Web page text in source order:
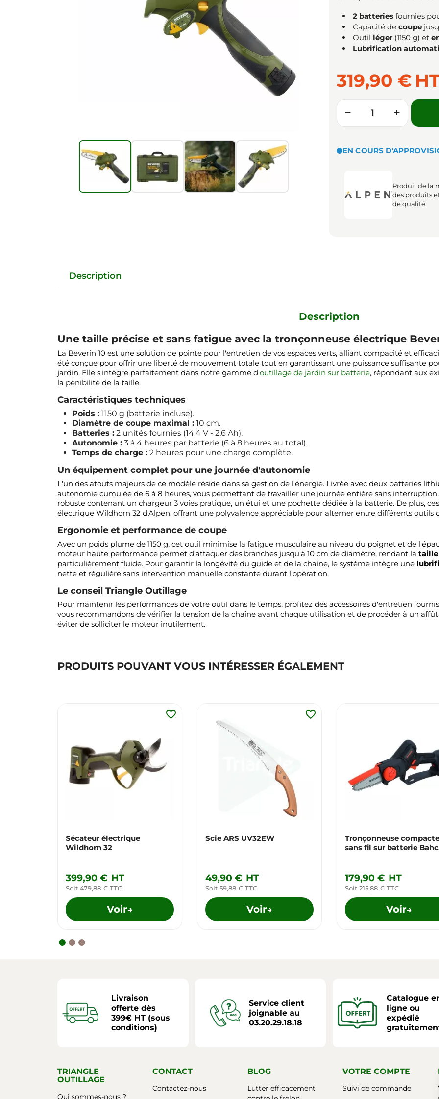
2 batteries fournies
Capacité de coupe
Outil léger (1150 g) et
Lubrification
319,90 €
Quantité
− +
EN COURS
Produit de la
des produits
de qualité.
Description
Description
Une taille précise et sans fatigue avec la tronçonneuse électrique
La Beverin 10 est une solution de pointe pour l'entretien de vos espaces verts, alliant compacité et
été conçue pour offrir une liberté de mouvement totale tout en garantissant une puissance suffisante
jardin. Elle s'intègre parfaitement dans notre gamme d'outillage de jardin sur batterie, répondant aux
la pénibilité de la taille.
Caractéristiques techniques
Poids : 1150 g (batterie incluse).
Diamètre de coupe maximal : 10 cm.
Batteries : 2 unités fournies (14,4 V - 2,6 Ah).
Autonomie : 3 à 4 heures par batterie (6 à 8 heures au total).
Temps de charge : 2 heures pour une charge complète.
Un équipement complet pour une journée d'autonomie
L'un des atouts majeurs de ce modèle réside dans sa gestion de l'énergie. Livrée avec deux batteries
autonomie cumulée de 6 à 8 heures, vous permettant de travailler une journée entière sans
robuste contenant un chargeur 3 voies pratique, un étui et une pochette dédiée à la batterie. De plus,
électrique Wildhorn 32 d'Alpen, offrant une polyvalence appréciable pour alterner entre différents outils
Ergonomie et performance de coupe
Avec un poids plume de 1150 g, cet outil minimise la fatigue musculaire au niveau du poignet et de
moteur haute performance permet d'attaquer des branches jusqu'à 10 cm de diamètre, rendant la taille
particulièrement fluide. Pour garantir la longévité du guide et de la chaîne, le système intègre une
nette et régulière sans intervention manuelle constante durant l'opération.
Le conseil Triangle Outillage
Pour maintenir les performances de votre outil dans le temps, profitez des accessoires d'entretien
vous recommandons de vérifier la tension de la chaîne avant chaque utilisation et de procéder à un
éviter de solliciter le moteur inutilement.
PRODUITS POUVANT VOUS INTÉRESSER ÉGALEMENT
Sécateur électrique
Wildhorn 32
399,90 € HT
Soit 479,88 € TTC
Voir→
favorite_border
Scie ARS UV32EW
49,90 € HT
Soit 59,88 € TTC
Voir→
favorite_border
Tronçonneuse compacte
sans fil sur batterie
179,90 € HT
Soit 215,88 € TTC
Voir→
Livraison
offerte dès
399€ HT (sous
conditions)
Service client
joignable au
03.20.29.18.18
Catalogue
ligne ou
expédié
TRIANGLE
OUTILLAGE
Qui sommes-nous ?
CONTACT
Contactez-nous
BLOG
Lutter efficacement
VOTRE COMPTE
Suivi de commande